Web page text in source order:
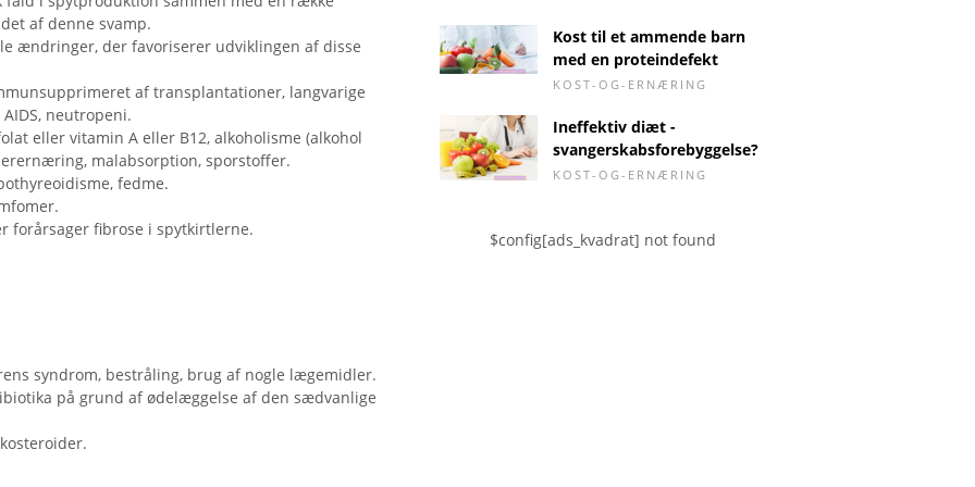
af denne svamp.
ændringer, der favoriserer udviklingen af ​​disse
af transplantationer, langvarige
neutropeni.
eller vitamin A eller B12, alkoholisme (alkohol
malabsorption, sporstoffer.
fedme.
forårsager fibrose i spytkirtlerne.
syndrom, bestråling, brug af nogle lægemidler.
på grund af ødelæggelse af den sædvanlige
Kost til et ammende barn
med en proteindefekt
KOST-OG-ERNÆRING
Ineffektiv diæt -
svangerskabsforebyggelse?
KOST-OG-ERNÆRING
$config[ads_kvadrat] not found